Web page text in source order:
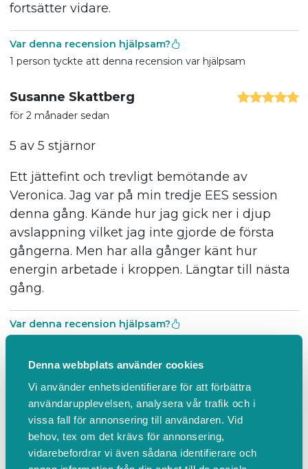
Denna webbplats använder cookies
Vi använder enhetsidentifierare för att förbättra
användarupplevelsen, analysera vår trafik och i
vissa fall för annonsering till användaren. Vid
behov, tex om det krävs för annonsering,
vidarebefordrar vi även sådana identifierare och
fortsätter vidare.
Var denna recension hjälpsam?
1 person tyckte att denna recension var hjälpsam
Susanne Skattberg
för 2 månader sedan
5 av 5 stjärnor
Ett jättefint och trevligt bemötande av
Veronica. Jag var på min tredje EES session
denna gång. Kände hur jag gick ner i djup
avslappning vilket jag inte gjorde de första
gångerna. Men har alla gånger känt hur
energin arbetade i kroppen. Längtar till nästa
gång.
Var denna recension hjälpsam?
Anna Halling
5 av 5 stjärnor
Detta är en härlig plats med fantastiska och
helande frekvenser. Provade idag även